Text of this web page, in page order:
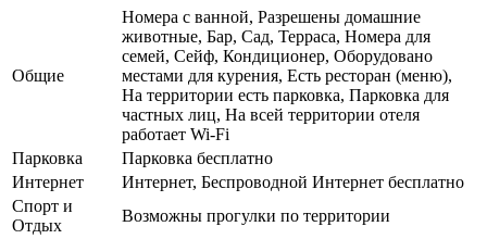
Общие
Номера с ванной, Разрешены домашние
животные, Бар, Сад, Терраса, Номера для
семей, Сейф, Кондиционер, Оборудовано
местами для курения, Есть ресторан (меню),
На территории есть парковка, Парковка для
частных лиц, На всей территории отеля
работает Wi-Fi
Парковка
Парковка бесплатно
Интернет
Интернет, Беспроводной Интернет бесплатно
Спорт и
Отдых
Возможны прогулки по территории